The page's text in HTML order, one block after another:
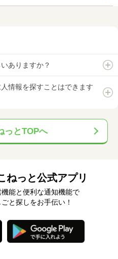
ありますか？
情報を探すことはできます
っとTOPへ
ねっと公式アプリ
能と便利な通知機能で
と探しをお手伝い！